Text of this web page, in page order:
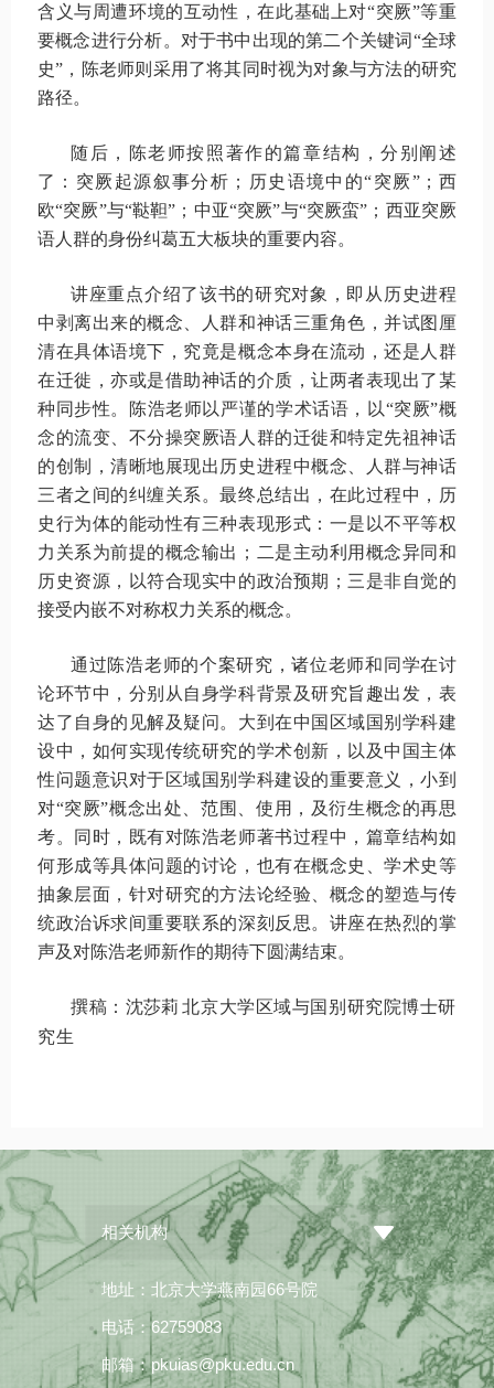
含义与周遭环境的互动性，在此基础上对“突厥”等重
要概念进行分析。对于书中出现的第二个关键词“全球
史”，陈老师则采用了将其同时视为对象与方法的研究
路径。
随后，陈老师按照著作的篇章结构，分别阐述
了：突厥起源叙事分析；历史语境中的“突厥”；西
欧“突厥”与“鞑靼”；中亚“突厥”与“突厥蛮”；西亚突厥
语人群的身份纠葛五大板块的重要内容。
讲座重点介绍了该书的研究对象，即从历史进程
中剥离出来的概念、人群和神话三重角色，并试图厘
清在具体语境下，究竟是概念本身在流动，还是人群
在迁徙，亦或是借助神话的介质，让两者表现出了某
种同步性。陈浩老师以严谨的学术话语，以“突厥”概
念的流变、不分操突厥语人群的迁徙和特定先祖神话
的创制，清晰地展现出历史进程中概念、人群与神话
三者之间的纠缠关系。最终总结出，在此过程中，历
史行为体的能动性有三种表现形式：一是以不平等权
力关系为前提的概念输出；二是主动利用概念异同和
历史资源，以符合现实中的政治预期；三是非自觉的
接受内嵌不对称权力关系的概念。
通过陈浩老师的个案研究，诸位老师和同学在讨
论环节中，分别从自身学科背景及研究旨趣出发，表
达了自身的见解及疑问。大到在中国区域国别学科建
设中，如何实现传统研究的学术创新，以及中国主体
性问题意识对于区域国别学科建设的重要意义，小到
对“突厥”概念出处、范围、使用，及衍生概念的再思
考。同时，既有对陈浩老师著书过程中，篇章结构如
何形成等具体问题的讨论，也有在概念史、学术史等
抽象层面，针对研究的方法论经验、概念的塑造与传
统政治诉求间重要联系的深刻反思。讲座在热烈的掌
声及对陈浩老师新作的期待下圆满结束。
撰稿： 沈莎莉 北京大学区域与国别研究院博士研
究生
相关机构
地址：北京大学燕南园66号院
电话：62759083
邮箱：pkuias@pku.edu.cn